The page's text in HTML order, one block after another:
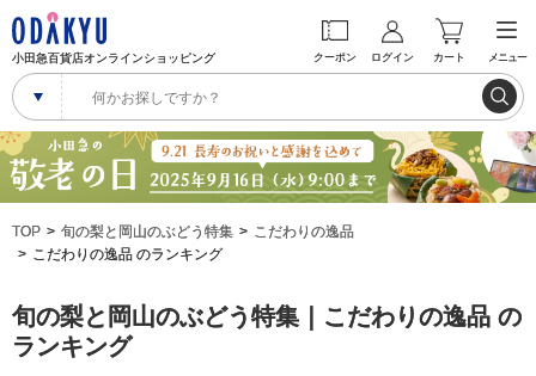
小田急百貨店オンラインショッピング クーポン ログイン カート メニュー
TOP 旬の梨と岡山のぶどう特集
こだわりの逸品
こだわりの逸品 のランキング
旬の梨と岡山のぶどう特集｜こだわりの逸品 の
ランキング